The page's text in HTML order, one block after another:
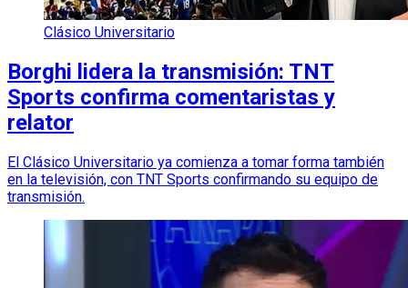
Clásico Universitario
Borghi lidera la transmisión: TNT
Sports confirma comentaristas y
relator
El Clásico Universitario ya comienza a tomar forma también
en la televisión, con TNT Sports confirmando su equipo de
transmisión.